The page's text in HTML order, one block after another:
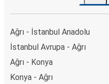
Ağrı - İstanbul Anadolu
İstanbul Avrupa - Ağrı
Ağrı - Konya
Konya - Ağrı